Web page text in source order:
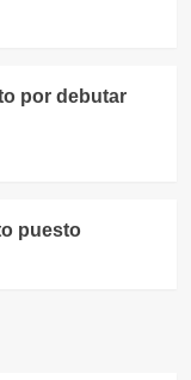
por debutar
puesto